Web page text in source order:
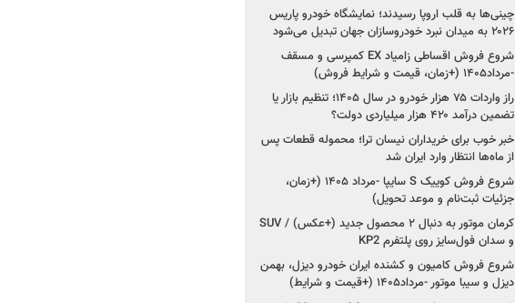
چینی‌ها به قلب اروپا رسیدند؛ نمایشگاه خودرو پاریس
۲۰۲۶ به میدان نبرد خودروسازان جهان تبدیل می‌شود
شروع فروش اقساطی زامیاد EX کمپرسی و مسقف
-مرداد۱۴۰۵ (+زمان، قیمت و شرایط فروش)
راز واردات ۷۵ هزار خودرو در سال ۱۴۰۵؛ تنظیم بازار یا
تضمین درآمد ۴۲۰ هزار میلیاردی دولت؟
خبر خوب برای خریداران نیسان ترا؛ محموله قطعات پس
از ماه‌ها انتظار وارد ایران شد
شروع فروش کوییک S سایپا -مرداد ۱۴۰۵ (+زمان،
جزئیات ثبت‌نام و موعد تحویل)
کرمان موتور به دنبال ۲ محصول جدید (+عکس) / SUV
و سدان فول‌سایز روی پلتفرم KP2
شروع فروش کامیون و کشنده ایران خودرو دیزل، بهمن
دیزل و سیبا موتور -مرداد۱۴۰۵ (+قیمت و شرایط)